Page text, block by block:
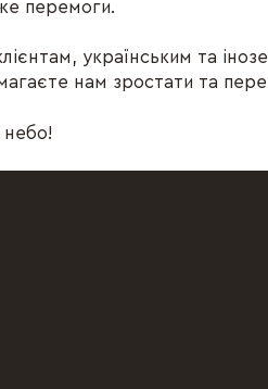
перемоги.
українським та
нам зростати та